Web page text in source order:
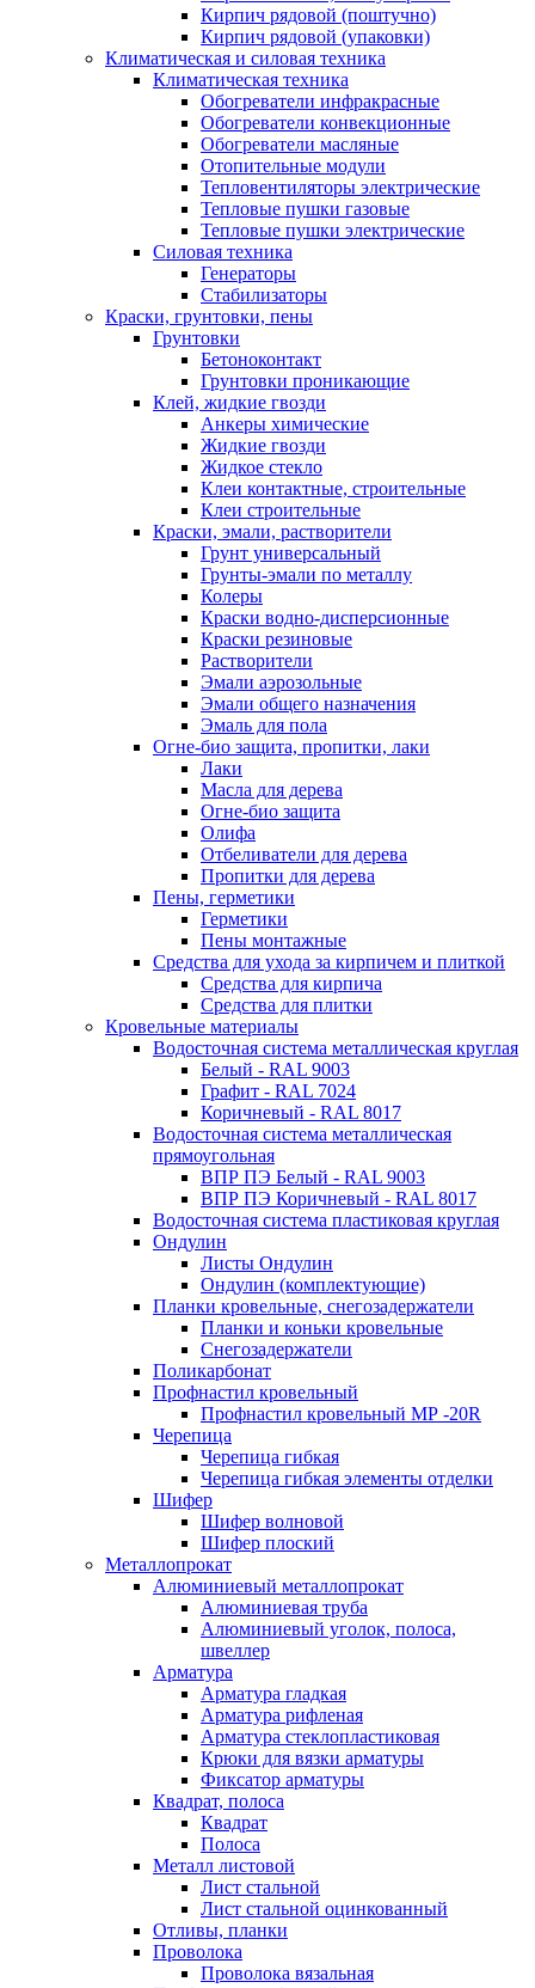
Кирпич рядовой (поштучно)
Кирпич рядовой (упаковки)
Климатическая и силовая техника
Климатическая техника
Обогреватели инфракрасные
Обогреватели конвекционные
Обогреватели масляные
Отопительные модули
Тепловентиляторы электрические
Тепловые пушки газовые
Тепловые пушки электрические
Силовая техника
Генераторы
Стабилизаторы
Краски, грунтовки, пены
Грунтовки
Бетоноконтакт
Грунтовки проникающие
Клей, жидкие гвозди
Анкеры химические
Жидкие гвозди
Жидкое стекло
Клеи контактные, строительные
Клеи строительные
Краски, эмали, растворители
Грунт универсальный
Грунты-эмали по металлу
Колеры
Краски водно-дисперсионные
Краски резиновые
Растворители
Эмали аэрозольные
Эмали общего назначения
Эмаль для пола
Огне-био защита, пропитки, лаки
Лаки
Масла для дерева
Огне-био защита
Олифа
Отбеливатели для дерева
Пропитки для дерева
Пены, герметики
Герметики
Пены монтажные
Средства для ухода за кирпичем и плиткой
Средства для кирпича
Средства для плитки
Кровельные материалы
Водосточная система металлическая круглая
Белый - RAL 9003
Графит - RAL 7024
Коричневый - RAL 8017
Водосточная система металлическая
прямоугольная
ВПР ПЭ Белый - RAL 9003
ВПР ПЭ Коричневый - RAL 8017
Водосточная система пластиковая круглая
Ондулин
Листы Ондулин
Ондулин (комплектующие)
Планки кровельные, снегозадержатели
Планки и коньки кровельные
Снегозадержатели
Поликарбонат
Профнастил кровельный
Профнастил кровельный МР -20R
Черепица
Черепица гибкая
Черепица гибкая элементы отделки
Шифер
Шифер волновой
Шифер плоский
Металлопрокат
Алюминиевый металлопрокат
Алюминиевая труба
Алюминиевый уголок, полоса,
швеллер
Арматура
Арматура гладкая
Арматура рифленая
Арматура стеклопластиковая
Крюки для вязки арматуры
Фиксатор арматуры
Квадрат, полоса
Квадрат
Полоса
Металл листовой
Лист стальной
Лист стальной оцинкованный
Отливы, планки
Проволока
Проволока вязальная